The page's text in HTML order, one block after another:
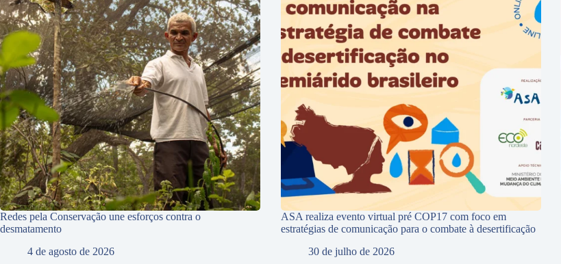
Redes pela Conservação une esforços contra o
desmatamento
4 de agosto de 2026
ASA realiza evento virtual pré COP17 com foco em
estratégias de comunicação para o combate à desertificação
30 de julho de 2026